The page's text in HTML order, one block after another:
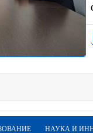
НАУКА И